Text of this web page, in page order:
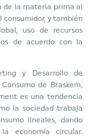
de la materia prima al
y también
uso de recursos
de acuerdo con la
y Desarrollo de
de Braskem,
es una tendencia
la sociedad trabaja
lineales, dando
economía circular.